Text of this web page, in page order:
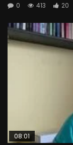
0
413 20
08:01